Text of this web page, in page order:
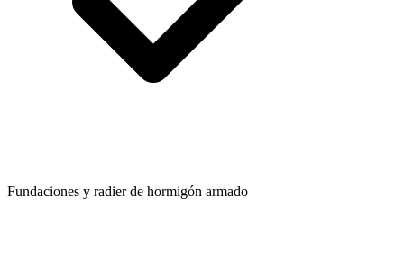
Fundaciones y radier de hormigón armado